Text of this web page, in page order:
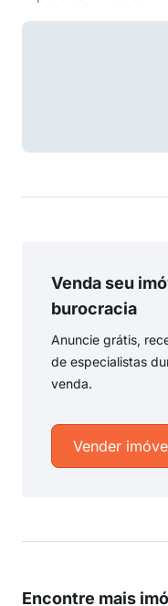
Venda seu
burocracia
Anuncie grátis,
de especialistas
venda.
Vender
Encontre mais